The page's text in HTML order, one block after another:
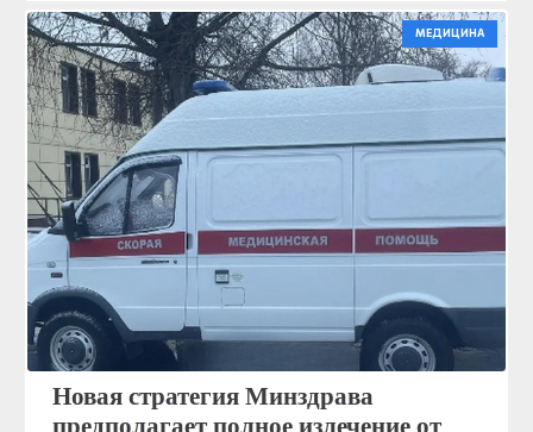
МЕДИЦИНА
Новая стратегия Минздрава